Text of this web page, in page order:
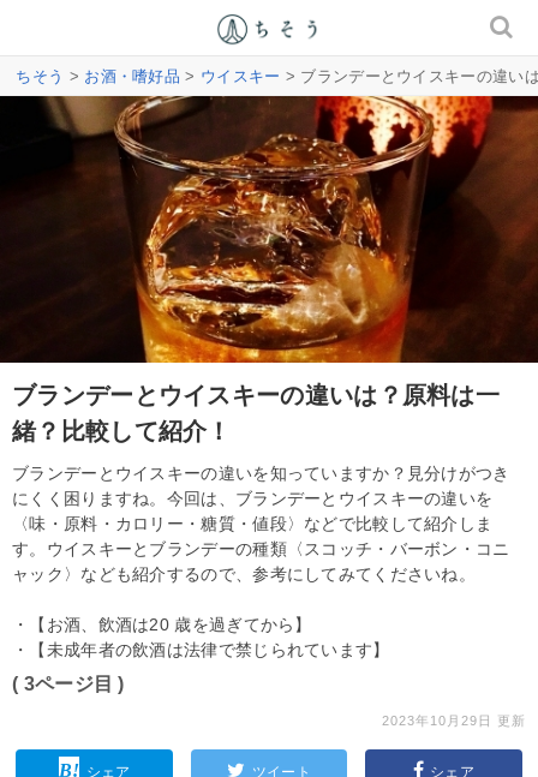
ちそう > お酒・嗜好品 > ウイスキー > ブランデーとウイスキーの違い
ブランデーとウイスキーの違いは？原料は一
緒？比較して紹介！
ブランデーとウイスキーの違いを知っていますか？見分けがつき
にくく困りますね。今回は、ブランデーとウイスキーの違いを
〈味・原料・カロリー・糖質・値段〉などで比較して紹介しま
す。ウイスキーとブランデーの種類〈スコッチ・バーボン・コニ
ャック〉なども紹介するので、参考にしてみてくださいね。
・【お酒、飲酒は20 歳を過ぎてから】
・【未成年者の飲酒は法律で禁じられています】
( 3ページ目 )
2023年10月29日 更新
シェア ツイート シェア